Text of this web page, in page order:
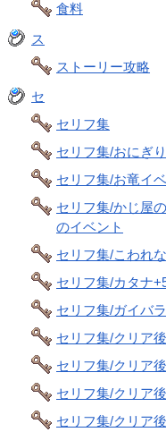
食料
ス
ストーリー攻略
セ
セリフ集
セリフ集/おにぎ
セリフ集/お竜イ
セリフ集/かじ屋
のイベント
セリフ集/こわれ
セリフ集/カタナ
セリフ集/ガイバ
セリフ集/クリア
セリフ集/クリア
セリフ集/クリア
セリフ集/クリア